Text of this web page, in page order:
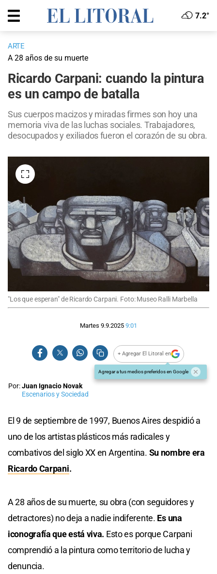
7.2°
ARTE
A 28 años de su muerte
Ricardo Carpani: cuando la pintura
es un campo de batalla
Sus cuerpos macizos y miradas firmes son hoy una
memoria viva de las luchas sociales. Trabajadores,
desocupados y exiliados fueron el corazón de su obra.
"Los que esperan" de Ricardo Carpani. Foto: Museo Ralli Marbella
Martes 9.9.2025 9:01
+ Agregar El Litoral en
Agregar a tus medios preferidos en Google
Por:Juan Ignacio Novak
Escenarios y Sociedad
El 9 de septiembre de 1997, Buenos Aires despidió a
uno de los artistas plásticos más radicales y
combativos del siglo XX en Argentina. Su nombre era
Ricardo Carpani.
A 28 años de su muerte, su obra (con seguidores y
detractores) no deja a nadie indiferente. Es una
iconografía que está viva. Esto es porque Carpani
comprendió a la pintura como territorio de lucha y
denuncia.